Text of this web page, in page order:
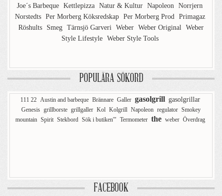
Joe´s Barbeque Kettlepizza Natur & Kultur Napoleon Norrjern
Norstedts Per Morberg Köksredskap Per Morberg Prod Primagaz
Röshults
Smeg Tärnsjö Garveri Weber Weber Original Weber
Style Lifestyle Weber Style Tools
POPULÄRA SÖKORD
111 22 Austin and barbeque Brännare Galler gasolgrill gasolgrillar
Genesis grillborste grillgaller Kol Kolgrill Napoleon regulator Smokey
mountain Spirit Stekbord Sök i butiken'" Termometer the weber Överdrag
FACEBOOK